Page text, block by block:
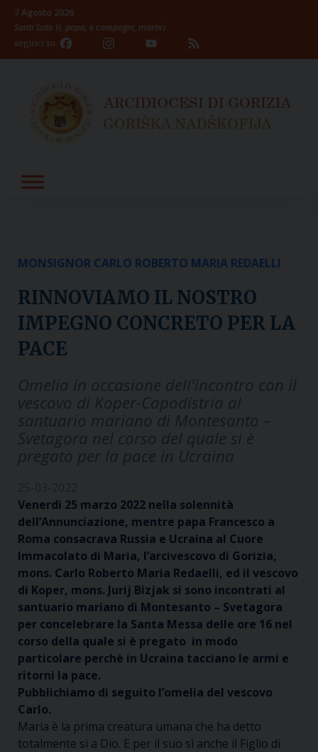
Skip
content
7 Agosto 2026
Santi Sisto II, papa, e compagni, martiri
seguici su Facebook InstagramYouTube
Channel
MONSIGNOR CARLO ROBERTO MARIA REDAELLI
RINNOVIAMO IL NOSTRO
IMPEGNO CONCRETO PER LA
PACE
Venerdì 25 marzo 2022 nella solennità
dell’Annunciazione, mentre papa Francesco a
Roma consacrava Russia e Ucraina al Cuore
Immacolato di Maria, l’arcivescovo di Gorizia,
mons. Carlo Roberto Maria Redaelli, ed il vescovo
di Koper, mons. Jurij Bizjak si sono incontrati al
santuario mariano di Montesanto – Svetagora
per concelebrare la Santa Messa delle ore 16 nel
corso della quale si è pregato in modo
particolare perchè in Ucraina tacciano le armi e
ritorni la pace.
Pubblichiamo di seguito l’omelia del vescovo
Carlo.
Maria è la prima creatura umana che ha detto
totalmente sì a Dio. E per il suo sì anche il Figlio di